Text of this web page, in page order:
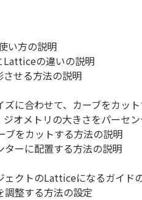
い方の説明
の違いの説明
せる方法の説明
ズに合わせて、カーブをカッ
ジオメトリの大きさをパーセ
ブをカットする方法の説明
ターに配置する方法の説明
ェクトのLatticeになるガイド
調整する方法の設定